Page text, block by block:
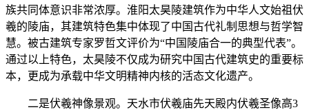
族共同体意识非常浓厚。淮阳太昊陵建筑作为中华人文始祖伏
羲的陵庙，其建筑特色集中体现了中国古代礼制思想与哲学智
慧。被古建筑专家罗哲文评价为“中国陵庙合一的典型代表”。
通过以上特色，太昊陵不仅成为研究中国古代建筑史的重要标
本，更成为承载中华文明精神内核的活态文化遗产。
二是伏羲神像景观。天水市伏羲庙先天殿内伏羲圣像高3